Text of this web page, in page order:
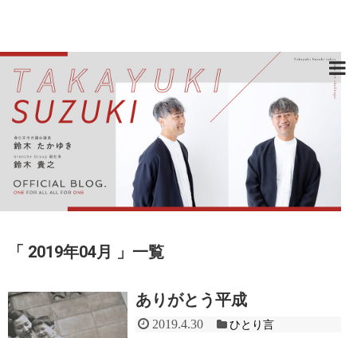
2019年04月 一覧
ありがとう平成
2019.4.30
ひとり言